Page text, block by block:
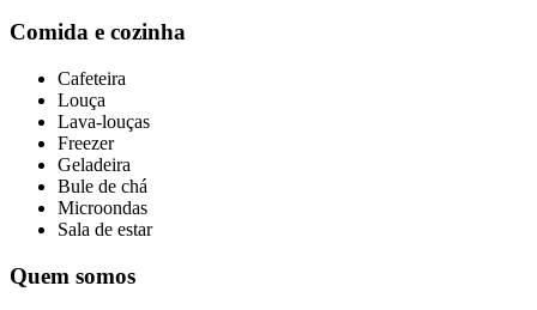
Comida e cozinha
Cafeteira
Louça
Lava-louças
Freezer
Geladeira
Bule de chá
Microondas
Sala de estar
Quem somos